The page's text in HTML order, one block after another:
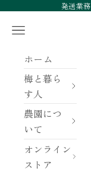
コンテンツへスキッ
発送業
メニュー
ホーム
梅と暮ら
す人
農園につ
いて
オンライン
ストア